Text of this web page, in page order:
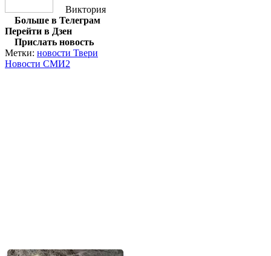
Виктория
Больше в Телеграм
Перейти в Дзен
Прислать новость
Метки: новости Твери
Новости СМИ2